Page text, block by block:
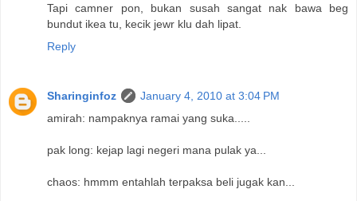
Tapi camner pon, bukan susah sangat nak bawa beg
bundut ikea tu, kecik jewr klu dah lipat.
Reply
Sharinginfoz
January 4, 2010 at 3:04 PM
amirah: nampaknya ramai yang suka.....
pak long: kejap lagi negeri mana pulak ya...
chaos: hmmm entahlah terpaksa beli jugak kan...